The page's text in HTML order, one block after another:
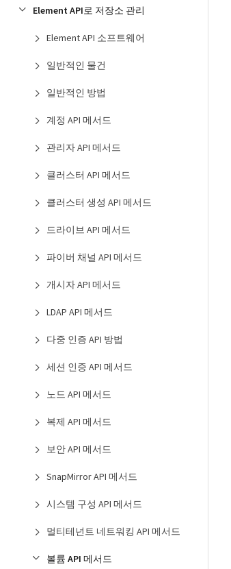
Element API로 저장소 관리
Element API 소프트웨어
일반적인 물건
일반적인 방법
계정 API 메서드
관리자 API 메서드
클러스터 API 메서드
클러스터 생성 API 메서드
드라이브 API 메서드
파이버 채널 API 메서드
개시자 API 메서드
LDAP API 메서드
다중 인증 API 방법
세션 인증 API 메서드
노드 API 메서드
복제 API 메서드
보안 API 메서드
SnapMirror API 메서드
시스템 구성 API 메서드
멀티테넌트 네트워킹 API 메서드
볼륨 API 메서드